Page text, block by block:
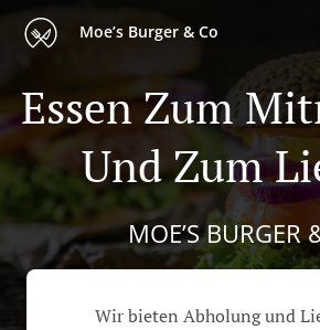
Moe’s Burger & Co
Essen Zum
Und Zum
MOE’S BURGER
Wir bieten Abholung und